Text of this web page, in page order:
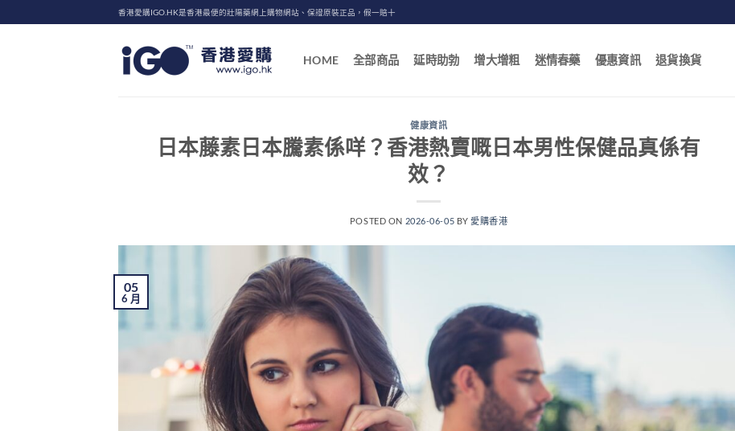
to
香港愛購IGO.HK是香港最便的壯陽藥網上購物網站、保證原裝正品，假一賠十
HOME 全部商品 延時助勃 增大增粗 迷情春藥 優惠資訊 退貨換貨
健康資訊
日本藤素日本騰素係咩？香港熱賣嘅日本男性保健品真係有
效？
POSTED ON 2026-06-05 BY愛購香港
05
6 月